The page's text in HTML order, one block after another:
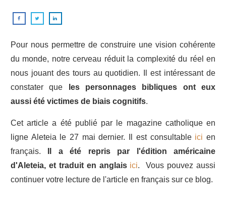
Pour nous permettre de construire une vision cohérente
du monde, notre cerveau réduit la complexité du réel en
nous jouant des tours au quotidien. Il est intéressant de
constater que
les personnages bibliques ont eux
aussi été victimes de biais cognitifs.
Cet article a été publié par le magazine catholique en
ligne Aleteia le 27 mai dernier. Il est consultable ici en
français.
Il a été repris par l'édition américaine
d'Aleteia, et traduit en anglais ici. Vous pouvez aussi
continuer votre lecture de l'article en français sur ce blog.